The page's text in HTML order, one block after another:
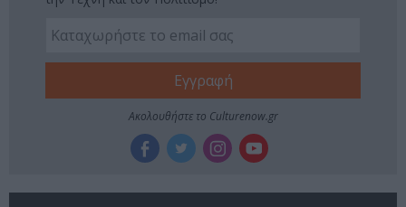
Ακολουθήστε το Culturenow.gr